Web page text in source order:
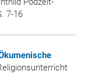
7-16